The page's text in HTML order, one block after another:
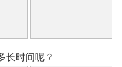
长时间呢？